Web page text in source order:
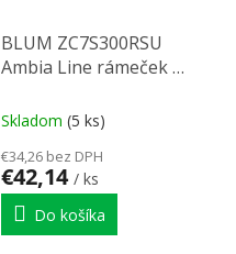
BLUM ZC7S300RSU
Ambia Line rámeček s
Skladom (5 ks)
€34,26 bez DPH
€42,14 / ks
Do košíka